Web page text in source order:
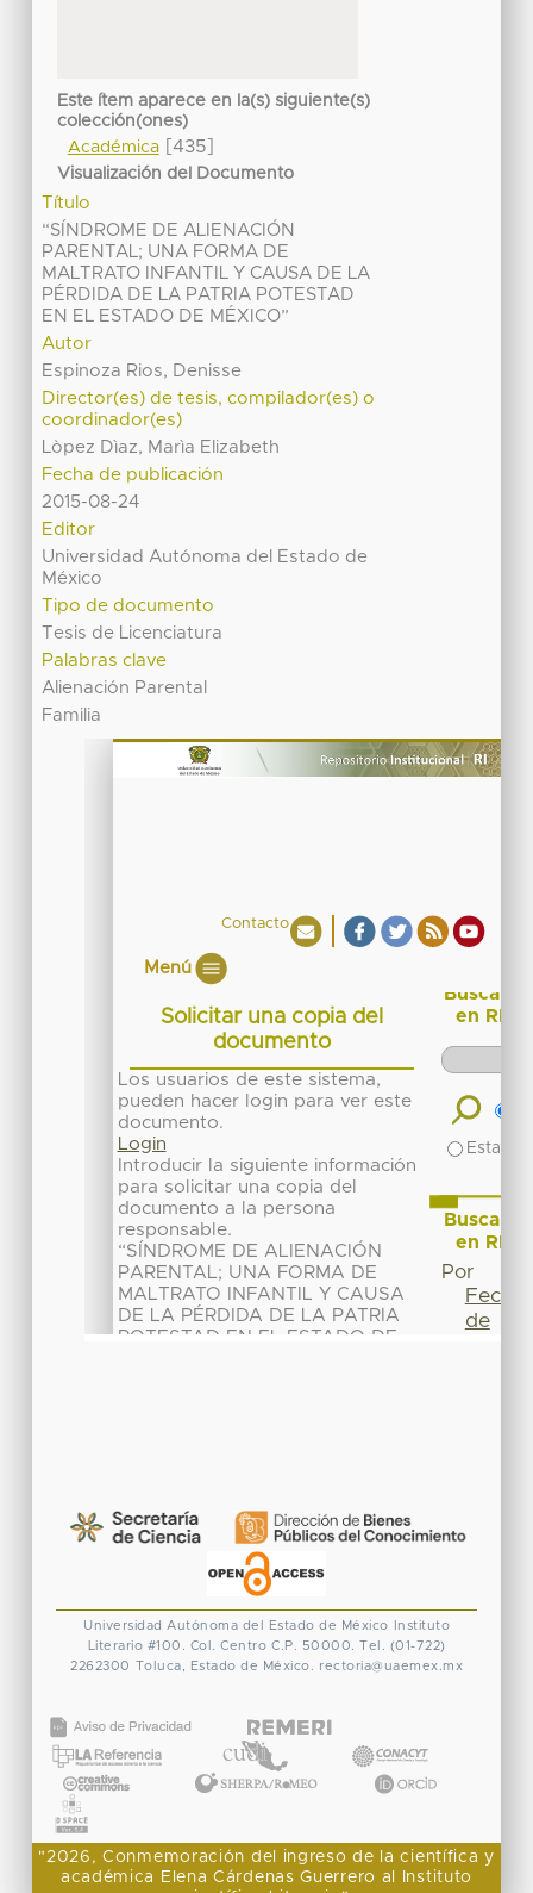
Este ítem aparece en la(s) siguiente(s)
colección(ones)
Académica[435]
Visualización del Documento
Título
“SÍNDROME DE ALIENACIÓN
PARENTAL; UNA FORMA DE
MALTRATO INFANTIL Y CAUSA DE LA
PÉRDIDA DE LA PATRIA POTESTAD
EN EL ESTADO DE MÉXICO”
Autor
Espinoza Rios, Denisse
Director(es) de tesis, compilador(es) o
coordinador(es)
Lòpez Dìaz, Marìa Elizabeth
Fecha de publicación
2015-08-24
Editor
Universidad Autónoma del Estado de
México
Tipo de documento
Tesis de Licenciatura
Palabras clave
Alienación Parental
Familia
Universidad Autónoma del Estado de México
Instituto
Literario #100. Col. Centro C.P. 50000. Tel. (01-722)
2262300 Toluca, Estado de México. rectoria@uaemex.mx
"2026, Conmemoración del ingreso de la científica y
académica Elena Cárdenas Guerrero al Instituto